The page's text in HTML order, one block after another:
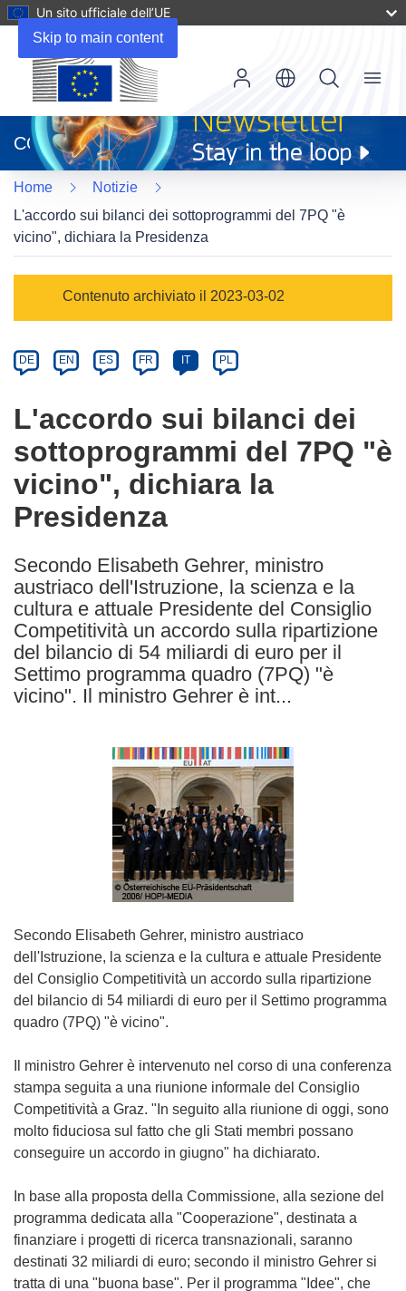
Skip to main content
Un sito ufficiale dell’UE
apre
in
una
nuova
finestra)
CORDIS
Menu
Home
Notizie
L'accordo sui bilanci dei sottoprogrammi del 7PQ "è
vicino", dichiara la Presidenza
Category
Contenuto archiviato il 2023-03-02
Article
available
the
following
languages:
DE EN ES FR IT PL
L'accordo sui bilanci dei
sottoprogrammi del 7PQ "è
vicino", dichiara la
Presidenza
Secondo Elisabeth Gehrer, ministro
austriaco dell'Istruzione, la scienza e la
cultura e attuale Presidente del Consiglio
Competitività un accordo sulla ripartizione
del bilancio di 54 miliardi di euro per il
Settimo programma quadro (7PQ) "è
vicino". Il ministro Gehrer è int...
Secondo Elisabeth Gehrer, ministro austriaco
dell'Istruzione, la scienza e la cultura e attuale Presidente
del Consiglio Competitività un accordo sulla ripartizione
del bilancio di 54 miliardi di euro per il Settimo programma
quadro (7PQ) "è vicino".
Il ministro Gehrer è intervenuto nel corso di una conferenza
stampa seguita a una riunione informale del Consiglio
Competitività a Graz. "In seguito alla riunione di oggi, sono
molto fiduciosa sul fatto che gli Stati membri possano
conseguire un accordo in giugno" ha dichiarato.
In base alla proposta della Commissione, alla sezione del
programma dedicata alla "Cooperazione", destinata a
finanziare i progetti di ricerca transnazionali, saranno
destinati 32 miliardi di euro; secondo il ministro Gehrer si
tratta di una "buona base". Per il programma "Idee", che